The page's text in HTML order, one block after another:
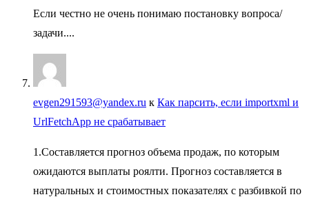
Если честно не очень понимаю постановку вопроса/
задачи....
evgen291593@yandex.ru к Как парсить, если importxml и
UrlFetchApp не срабатывает
1.Составляется прогноз объема продаж, по которым
ожидаются выплаты роялти. Прогноз составляется в
натуральных и стоимостных показателях с разбивкой по